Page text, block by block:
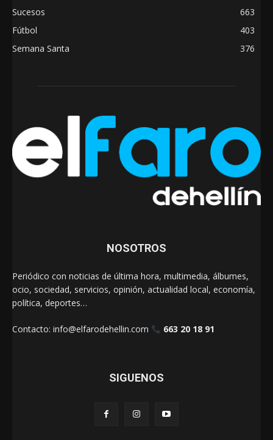
Sucesos
663
Fútbol
403
Semana Santa
376
NOSOTROS
Periódico con noticias de última hora, multimedia, álbumes,
ocio, sociedad, servicios, opinión, actualidad local, economía,
política, deportes…
Contacto: info@elfarodehellin.com 663 20 18 91
SIGUENOS